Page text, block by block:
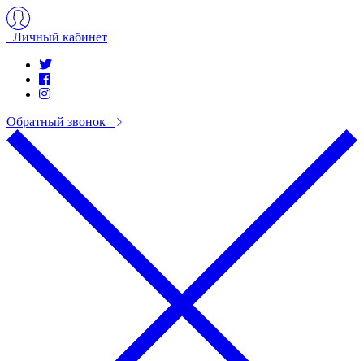
Личный кабинет
Обратный звонок